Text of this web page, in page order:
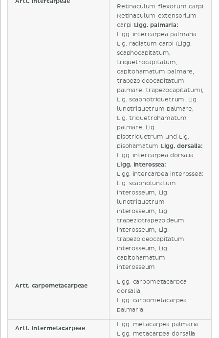
Retinaculum flexorum carpi
Retinaculum extensorium
carpi Ligg. palmaria:
Ligg. intercarpea palmaria:
Lig. radiatum carpi (Ligg.
scaphocapitatum,
triquetrocapitatum,
capitohamatum palmare,
trapezoideocapitatum
palmare, trapezocapitatum),
Lig. scaphotriquetrum, Lig.
lunotriquetrum palmare,
Lig. triquetrohamatum
palmare, Lig.
pisotriquetrum und Lig.
pisohamatum Ligg. dorsalia:
Ligg. intercarpea dorsalia
Ligg. interossea:
Ligg. intercarpea interossea:
Lig. scapholunatum
interosseum, Lig.
lunotriquetrum
interosseum, Lig.
trapeziotrapezoideum
interosseum, Lig.
trapezoideocapitatum
interosseum, Lig.
capitohamatum
interosseum
Artt. carpometacarpeae
Ligg. carpometacarpea
dorsalia
Ligg. carpometacarpea
palmaria
Artt. intermetacarpeae
Ligg. metacarpea palmaria
Ligg. metacarpea dorsalia